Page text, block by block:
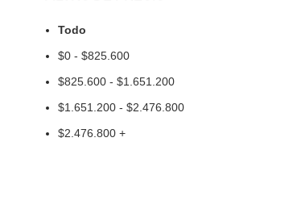
Todo
$0 -$825.600
$825.600 -$1.651.200
$1.651.200 -$2.476.800
$2.476.800 +